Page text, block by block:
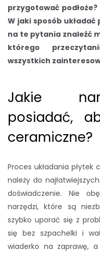
przygotować
W jaki sposób
na te pytania znaleźć
którego
wszystkich
Jakie
posiadać,
ceramiczne?
Proces układania
należy do
doświadczenie. Nie
narzędzi, które są
szybko uporać się z
się bez szpachelki i
wiaderko na zaprawę,